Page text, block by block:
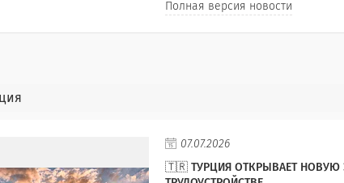
Полная версия новости
07.07.2026
🇹🇷 ТУРЦИЯ ОТКРЫВАЕТ НОВУЮ